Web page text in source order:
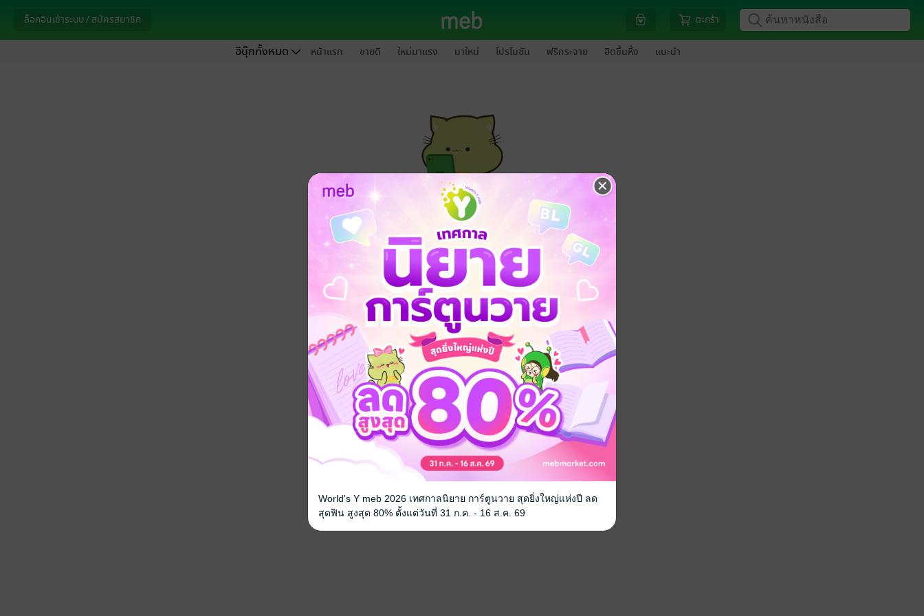
ล็อกอินเข้าระบบ / สมัครสมาชิก ตะกร้า
อีบุ๊กทั้งหมด หน้าแรก ขายดี ใหม่มาแรง มาใหม่ โปรโมชัน ฟรีกระจาย ฮิตขึ้นหิ้ง แนะนำ
กรุณาเข้าสู่ระบบก่อนดำเนินรายการด้วยค่ะ
ล็อกอินเข้าระบบ
World's Y meb 2026 เทศกาลนิยาย การ์ตูนวาย สุดยิ่งใหญ่แห่งปี ลด
สุดฟิน สูงสุด 80% ตั้งแต่วันที่ 31 ก.ค. - 16 ส.ค. 69